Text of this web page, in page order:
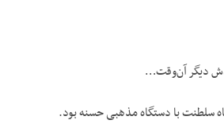
دیگر آن‌وقت…